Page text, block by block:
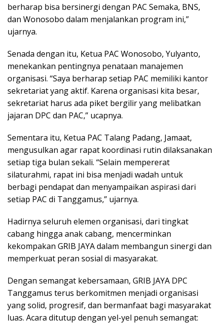
berharap bisa bersinergi dengan PAC Semaka, BNS,
dan Wonosobo dalam menjalankan program ini,”
ujarnya.
Senada dengan itu, Ketua PAC Wonosobo, Yulyanto,
menekankan pentingnya penataan manajemen
organisasi. “Saya berharap setiap PAC memiliki kantor
sekretariat yang aktif. Karena organisasi kita besar,
sekretariat harus ada piket bergilir yang melibatkan
jajaran DPC dan PAC,” ucapnya.
Sementara itu, Ketua PAC Talang Padang, Jamaat,
mengusulkan agar rapat koordinasi rutin dilaksanakan
setiap tiga bulan sekali. “Selain mempererat
silaturahmi, rapat ini bisa menjadi wadah untuk
berbagi pendapat dan menyampaikan aspirasi dari
setiap PAC di Tanggamus,” ujarnya.
Hadirnya seluruh elemen organisasi, dari tingkat
cabang hingga anak cabang, mencerminkan
kekompakan GRIB JAYA dalam membangun sinergi dan
memperkuat peran sosial di masyarakat.
Dengan semangat kebersamaan, GRIB JAYA DPC
Tanggamus terus berkomitmen menjadi organisasi
yang solid, progresif, dan bermanfaat bagi masyarakat
luas. Acara ditutup dengan yel-yel penuh semangat: